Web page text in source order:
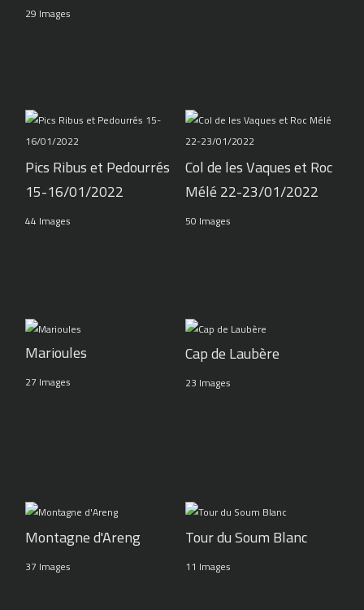
29 Images
Pics Ribus et Pedourrés
15-16/01/2022
44 Images
Col de les Vaques et Roc
Mélé 22-23/01/2022
50 Images
Marioules
27 Images
Cap de Laubère
23 Images
Montagne d'Areng
37 Images
Tour du Soum Blanc
11 Images